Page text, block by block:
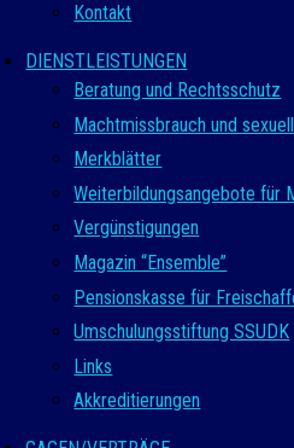
Kontakt
DIENSTLEISTUNGEN
Beratung und Rechtsschutz
Machtmissbrauch und
Merkblätter
Weiterbildungsangebote für
Vergünstigungen
Magazin “Ensemble”
Pensionskasse für
Umschulungsstiftung SSUDK
Links
Akkreditierungen